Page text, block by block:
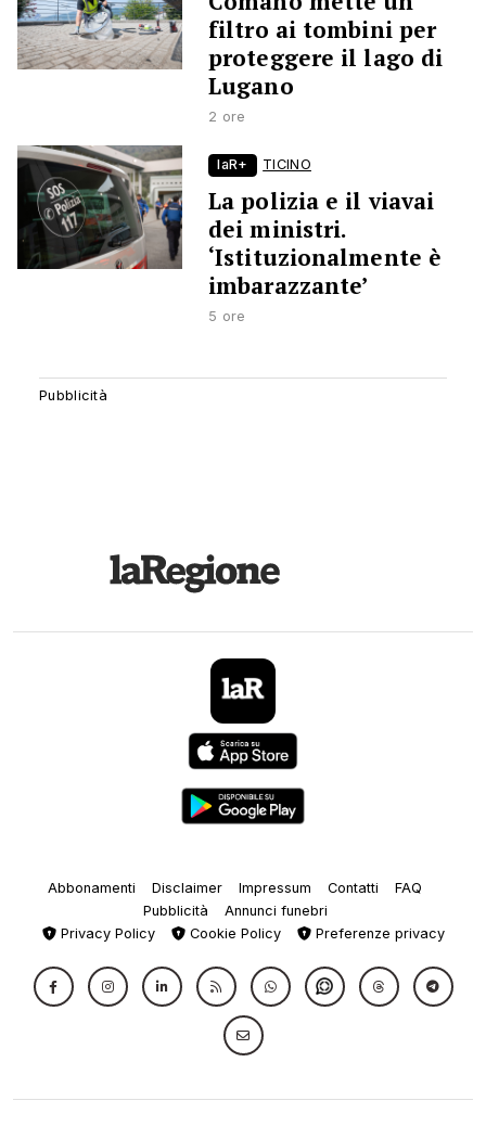
filtro ai tombini per
proteggere il lago di
Lugano
2 ore
laR+ TICINO
La polizia e il viavai
dei ministri.
‘Istituzionalmente è
imbarazzante’
5 ore
Abbonamenti Disclaimer Impressum Contatti
FAQ
Pubblicità
Annunci funebri
Privacy Policy
Cookie Policy Preferenze privacy